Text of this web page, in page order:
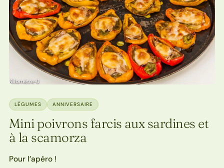
LÉGUMES ANNIVERSAIRE
Mini poivrons farcis aux sardines et
à la scamorza
Pour l’apéro !